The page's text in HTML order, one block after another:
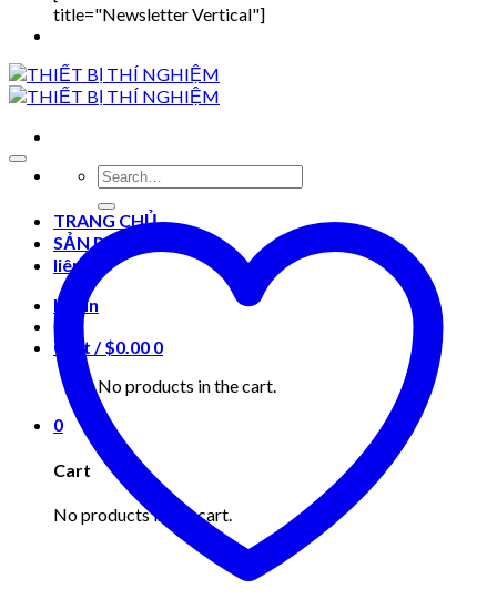
title="Newsletter Vertical"]
Search
for:
TRANG CHỦ
SẢN PHẨM
liên hệ
Login
Cart /$0.00 0
No products in the cart.
0
Cart
No products in the cart.